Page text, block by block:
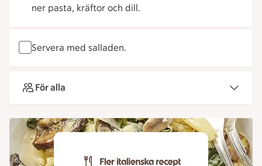
ner pasta, kräftor och dill.
Servera med salladen.
För alla